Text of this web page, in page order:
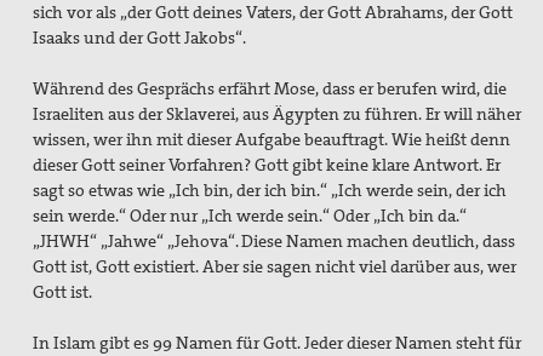
sich vor als „der Gott deines Vaters, der Gott Abrahams, der Gott
Isaaks und der Gott Jakobs“.
Während des Gesprächs erfährt Mose, dass er berufen wird, die
Israeliten aus der Sklaverei, aus Ägypten zu führen. Er will näher
wissen, wer ihn mit dieser Aufgabe beauftragt. Wie heißt denn
dieser Gott seiner Vorfahren? Gott gibt keine klare Antwort. Er
sagt so etwas wie „Ich bin, der ich bin.“ „Ich werde sein, der ich
sein werde.“ Oder nur „Ich werde sein.“ Oder „Ich bin da.“
„JHWH“ „Jahwe“ „Jehova“. Diese Namen machen deutlich, dass
Gott ist, Gott existiert. Aber sie sagen nicht viel darüber aus, wer
Gott ist.
In Islam gibt es 99 Namen für Gott. Jeder dieser Namen steht für